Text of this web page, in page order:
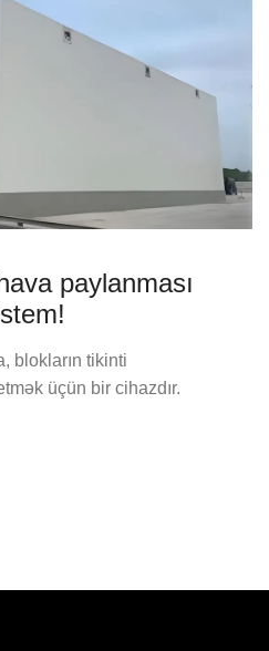
paylanması
blokların tikinti
üçün bir cihazdır.